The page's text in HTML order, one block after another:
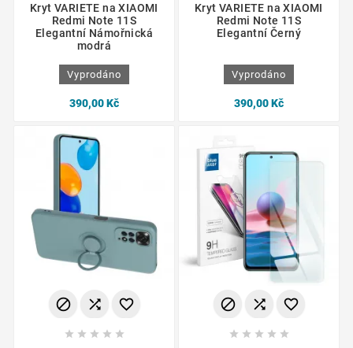
Kryt VARIETE na XIAOMI
Redmi Note 11S
Elegantní Námořnická
modrá
Vyprodáno
390,00 Kč
Kryt VARIETE na XIAOMI
Redmi Note 11S
Elegantní Černý
Vyprodáno
390,00 Kč
  
    
  
    